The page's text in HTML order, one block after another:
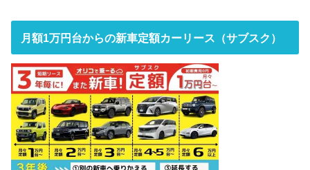
月額1万円台からの新車定額カーリース（サブスク）